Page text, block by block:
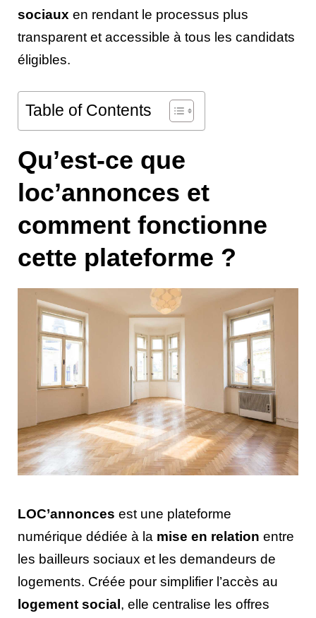
sociaux en rendant le processus plus
transparent et accessible à tous les candidats
éligibles.
Table of Contents
Qu’est-ce que
loc’annonces et
comment fonctionne
cette plateforme ?
LOC’annonces est une plateforme
numérique dédiée à la mise en relation entre
les bailleurs sociaux et les demandeurs de
logements. Créée pour simplifier l’accès au
logement social , elle centralise les offres